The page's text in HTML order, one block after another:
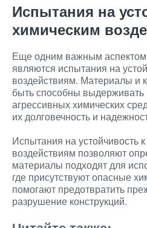
Испытания на
химическим
Еще одним важным аспектом
являются испытания на
воздействиям. Материалы и
быть способны выдерживать
агрессивных химических
их долговечность и
Испытания на устойчивость
воздействиям позволяют
материалы подходят для
где присутствуют опасные
помогают предотвратить
разрушение конструкций.